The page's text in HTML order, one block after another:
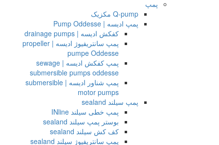
پمپ
Q-pump مکزیک
پمپ ادیسه | Pump Oddesse
کفکش ادیسه | drainage pumps
پمپ سانتریفیوژ ادیسه | propeller
pumpe Oddesse
پمپ کفکش ادیسه | sewage
submersible pumps oddesse
پمپ شناور ادیسه | submersible
motor pumps
پمپ سیلند sealand
پمپ خطی سیلند INline
بوستر پمپ سیلند sealand
کف کش سیلند sealand
پمپ سانتریفیوژ سیلند sealand